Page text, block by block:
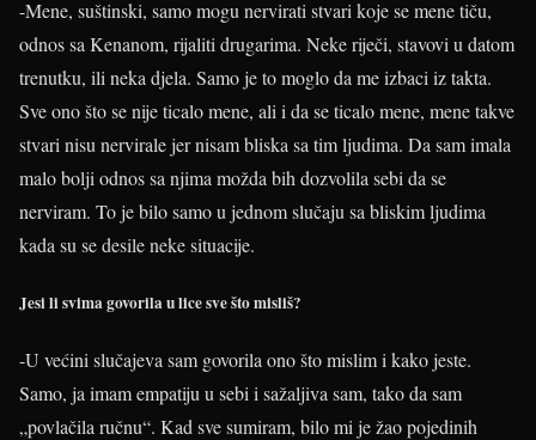
-Mene, suštinski, samo mogu nervirati stvari koje se mene tiču,
odnos sa Kenanom, rijaliti drugarima. Neke riječi, stavovi u datom
trenutku, ili neka djela. Samo je to moglo da me izbaci iz takta.
Sve ono što se nije ticalo mene, ali i da se ticalo mene, mene takve
stvari nisu nervirale jer nisam bliska sa tim ljudima. Da sam imala
malo bolji odnos sa njima možda bih dozvolila sebi da se
nerviram. To je bilo samo u jednom slučaju sa bliskim ljudima
kada su se desile neke situacije.
Jesi li svima govorila u lice sve što misliš?
-U većini slučajeva sam govorila ono što mislim i kako jeste.
Samo, ja imam empatiju u sebi i sažaljiva sam, tako da sam
„povlačila ručnu“. Kad sve sumiram, bilo mi je žao pojedinih